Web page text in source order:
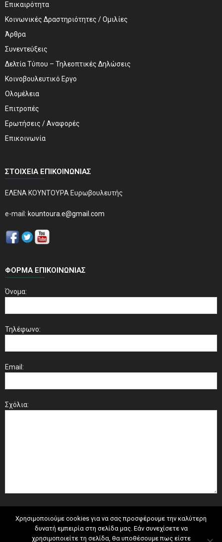
Επικαιρότητα
Κοινωνικές Δραστηριότητες / Ομιλίες
Άρθρα
Συνεντεύξεις
Δελτία Τύπου – Τηλεοπτικές Δηλώσεις
Κοινοβουλευτικό Εργο
Ολομέλεια
Επιτροπές
Ερωτήσεις / Αναφορές
Επικοινωνία
ΣΤΟΙΧΕΊΑ ΕΠΙΚΟΙΝΩΝΊΑΣ
ΕΛΕΝΑ ΚΟΥΝΤΟΥΡΑ Ευρωβουλευτής
e-mail: kountoura.e@gmail.com
ΦΌΡΜΑ ΕΠΙΚΟΙΝΩΝΊΑΣ
Όνομα:
Τηλέφωνο:
Email:
Σχόλια:
Χρησιμοποιούμε cookies για να σας προσφέρουμε την καλύτερη
δυνατή εμπειρία στη σελίδα μας. Εάν συνεχίσετε να
χρησιμοποιείτε τη σελίδα, θα υποθέσουμε πως είστε